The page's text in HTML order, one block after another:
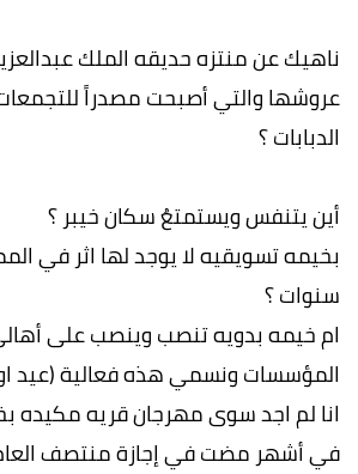
ناهيك عن منتزه حديقه الملك
عروشها والتي أصبحت مصدراً للتجمعات
الدبابات ؟
أين يتنفس ويستمتعُ سكان خيبر ؟
بخيمه تسويقيه لا يوجد لها اثر في
سنوات ؟
ام خيمه بدويه تنصب وينصب على
المؤسسات ونسمي هذه فعالية (عيد
انا لم اجد سوى مهرجان قريه مكيده
في أشهر مضت في إجازة منتصف